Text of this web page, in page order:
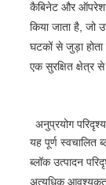
कैबिनेट और
किया जाता है, जो
घटकों से जुड़ा
एक सुरक्षित क्षेत्र
अनुप्रयोग परिदृश्य
यह पूर्ण
ब्लॉक उत्पादन
अत्यधिक